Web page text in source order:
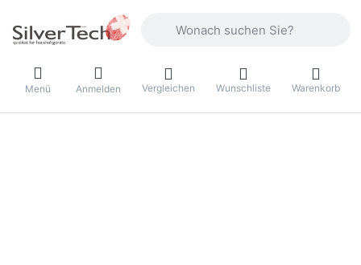
Menü Anmelden Vergleichen Wunschliste Warenkorb